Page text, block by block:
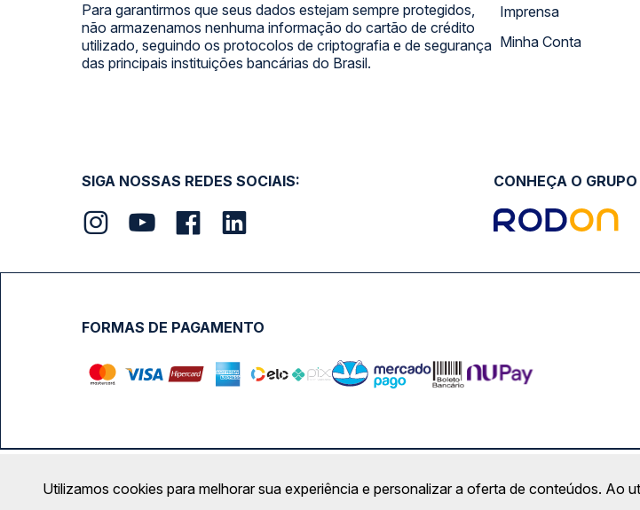
Para garantirmos que seus dados estejam sempre protegidos,
não armazenamos nenhuma informação do cartão de crédito
utilizado, seguindo os protocolos de criptografia e de segurança
das principais instituições bancárias do Brasil.
Imprensa
Minha Conta
SIGA NOSSAS REDES SOCIAIS: CONHEÇA O
FORMAS DE PAGAMENTO
Calçada das Margaridas, 163 - Sala 02 - Condomínio Centro Comercial Alphaville, Barueri -
Utilizamos cookies para melhorar sua experiência e personalizar a oferta de conteúdos. Ao